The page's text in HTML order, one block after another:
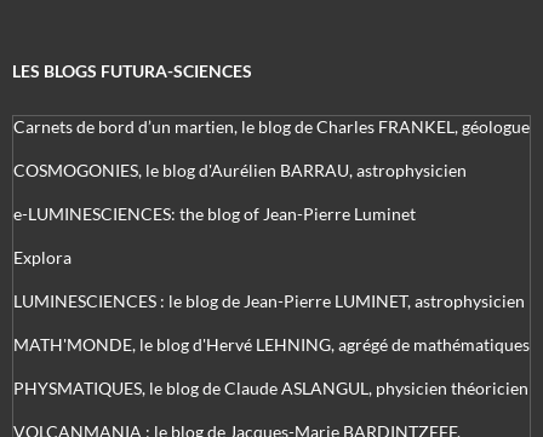
LES BLOGS FUTURA-SCIENCES
Carnets de bord d’un martien, le blog de Charles FRANKEL, géologue
COSMOGONIES, le blog d'Aurélien BARRAU, astrophysicien
e-LUMINESCIENCES: the blog of Jean-Pierre Luminet
Explora
LUMINESCIENCES : le blog de Jean-Pierre LUMINET, astrophysicien
MATH'MONDE, le blog d'Hervé LEHNING, agrégé de mathématiques
PHYSMATIQUES, le blog de Claude ASLANGUL, physicien théoricien
VOLCANMANIA : le blog de Jacques-Marie BARDINTZEFF,